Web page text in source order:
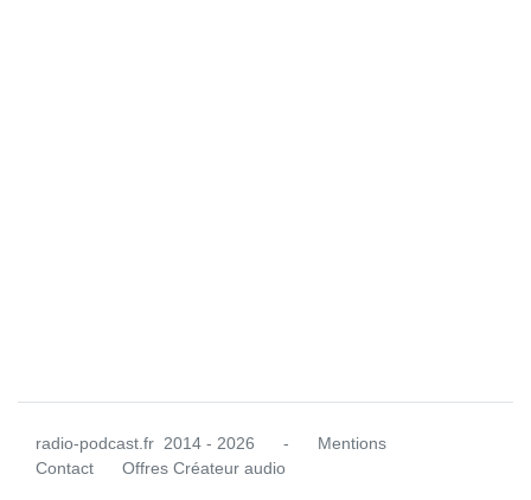
radio-podcast.fr 2014 - 2026 -
Mentions
Contact
Offres Créateur audio